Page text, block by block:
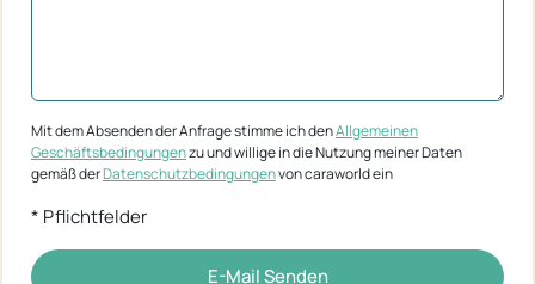
Mit dem Absenden der Anfrage stimme ich denAllgemeinen
Geschäftsbedingungenzu und willige in die Nutzung meiner Daten
gemäß derDatenschutzbedingungenvon caraworld ein
* Pflichtfelder
E-Mail Senden